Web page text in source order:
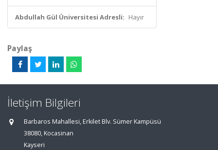
Abdullah Gül Üniversitesi Adresli: Hayır
Paylaş
İletişim Bilgileri
Barbaros Mahallesi, Erkilet Blv. Sümer Kampüsü
38080, Kocasinan
Kayseri